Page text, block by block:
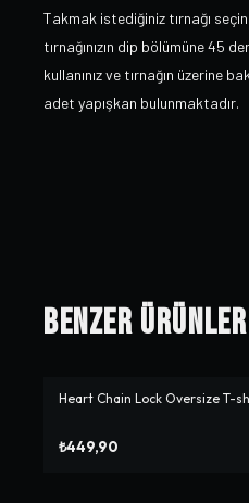
Takmak istediğiniz tırnağı
tırnağınızın dip bölümüne 45
kullanınız ve tırnağın üzerine
adet yapışkan bulunmaktadır.
Benzer Ürünler
Heart Chain Lock Oversize T-
₺449,90